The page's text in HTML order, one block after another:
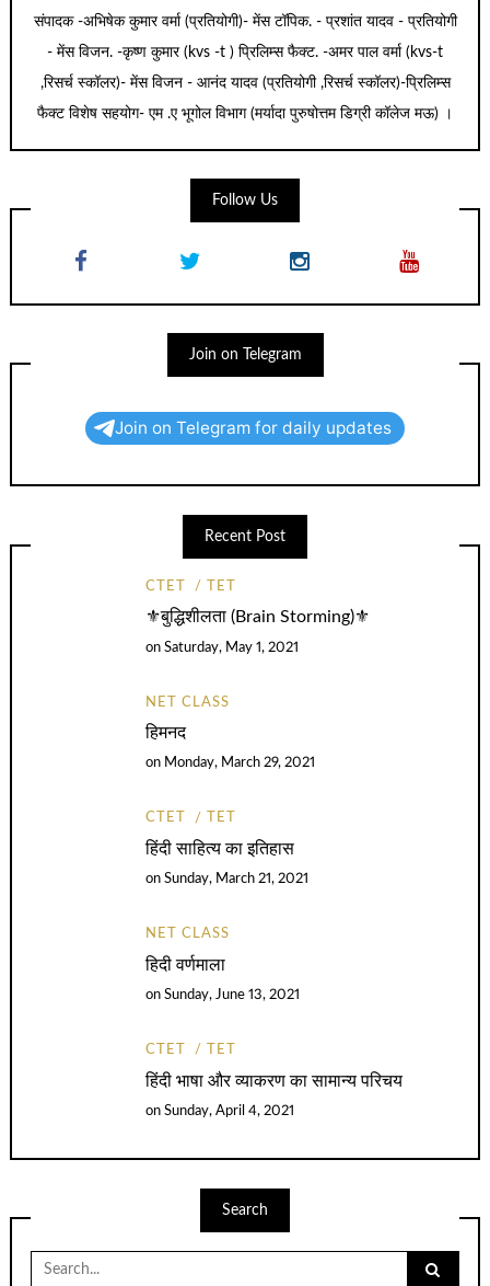
संपादक -अभिषेक कुमार वर्मा (प्रतियोगी)- मेंस टॉपिक. - प्रशांत यादव - प्रतियोगी
- मेंस विजन. -कृष्ण कुमार (kvs -t ) प्रिलिम्स फैक्ट. -अमर पाल वर्मा (kvs-t
,रिसर्च स्कॉलर)- मेंस विजन - आनंद यादव (प्रतियोगी ,रिसर्च स्कॉलर)-प्रिलिम्स
फैक्ट विशेष सहयोग- एम .ए भूगोल विभाग (मर्यादा पुरुषोत्तम डिग्री कॉलेज मऊ) ।
Follow Us
Join on Telegram
Join on Telegram for daily updates
Recent Post
CTET TET
⚜️बुद्धिशीलता (Brain Storming)⚜️
onSaturday, May 1, 2021
NET CLASS
हिमनद
on Monday, March 29, 2021
CTET TET
हिंदी साहित्य का इतिहास
onSunday, March 21, 2021
NET CLASS
हिदी वर्णमाला
onSunday, June 13, 2021
CTET TET
हिंदी भाषा और व्याकरण का सामान्य परिचय
onSunday, April 4, 2021
Search
Search
for: